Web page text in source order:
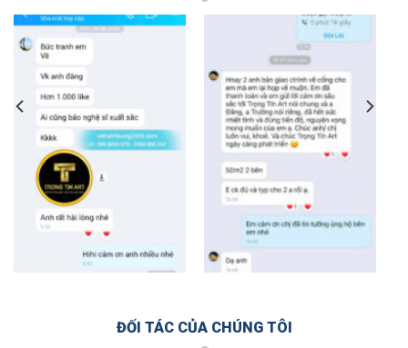
ĐỐI TÁC CỦA CHÚNG TÔI